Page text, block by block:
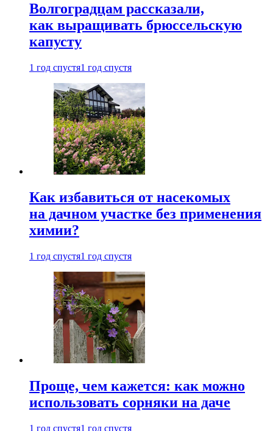
Волгоградцам рассказали,
как выращивать брюссельскую
капусту
1 год спустя1 год спустя
Как избавиться от насекомых
на дачном участке без применения
химии?
1 год спустя1 год спустя
Проще, чем кажется: как можно
использовать сорняки на даче
1 год спустя1 год спустя